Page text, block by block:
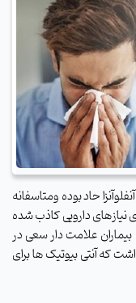
حاد بوده ومتاسفانه
دارویی کاذب شده
بیماران علامت دار سعی در
که آنتی بیوتیک ها برای